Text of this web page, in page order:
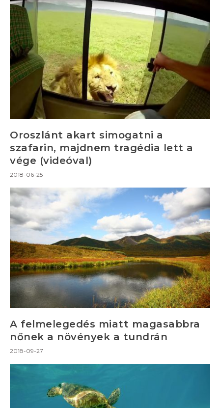
Oroszlánt akart simogatni a
szafarin, majdnem tragédia lett a
vége (videóval)
2018-06-25
A felmelegedés miatt magasabbra
nőnek a növények a tundrán
2018-09-27